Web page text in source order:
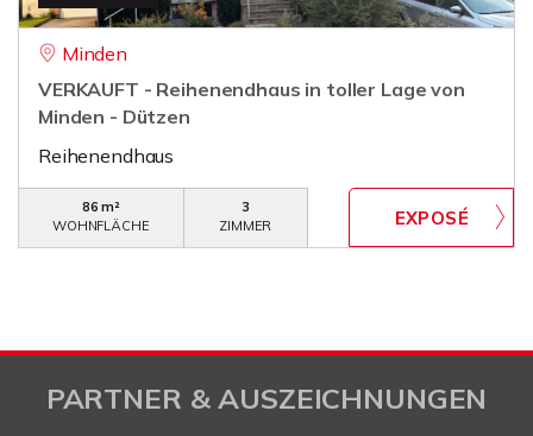
Minden
VERKAUFT - Reihenendhaus in toller Lage von
Minden - Dützen
Reihenendhaus
86 m²
WOHNFLÄCHE
3
ZIMMER
PARTNER & AUSZEICHNUNGEN